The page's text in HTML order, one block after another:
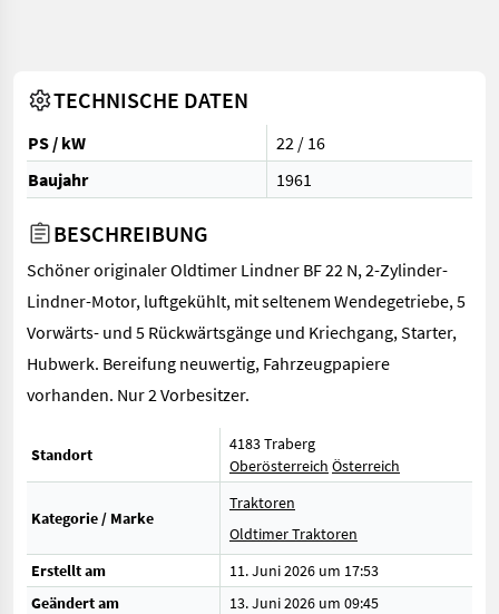
TECHNISCHE DATEN
PS / kW
22 / 16
Baujahr
1961
BESCHREIBUNG
Schöner originaler Oldtimer Lindner BF 22 N, 2-Zylinder-
Lindner-Motor, luftgekühlt, mit seltenem Wendegetriebe, 5
Vorwärts- und 5 Rückwärtsgänge und Kriechgang, Starter,
Hubwerk. Bereifung neuwertig, Fahrzeugpapiere
vorhanden. Nur 2 Vorbesitzer.
Standort
4183 Traberg
Oberösterreich Österreich
Kategorie / Marke
Traktoren
Oldtimer Traktoren
Erstellt am
11. Juni 2026 um 17:53
Geändert am
13. Juni 2026 um 09:45